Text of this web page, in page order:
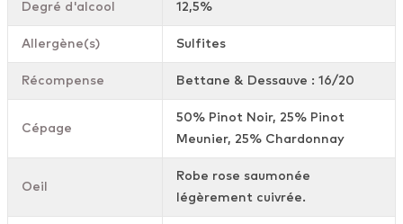
Degré d'alcool 12,5%
Allergène(s) Sulfites
Récompense Bettane & Dessauve : 16/20
Cépage
50% Pinot Noir, 25% Pinot
Meunier, 25% Chardonnay
Oeil
Robe rose saumonée
légèrement cuivrée.